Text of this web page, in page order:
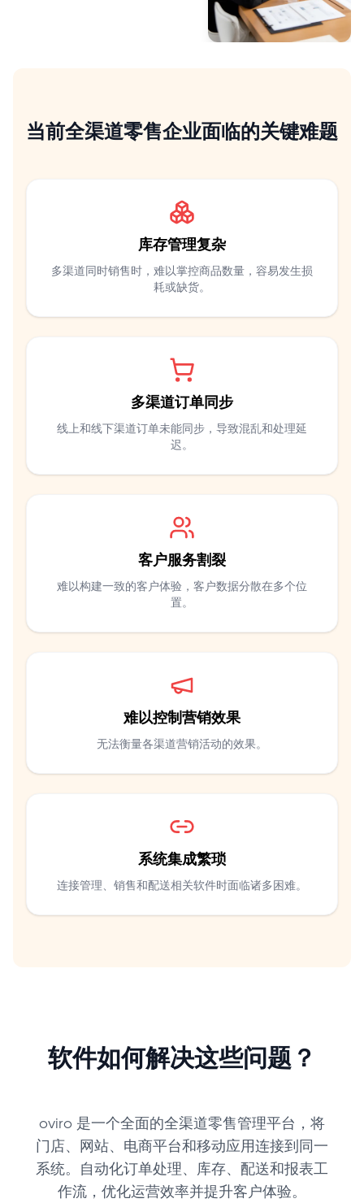
当前全渠道零售企业面临的关键难题
库存管理复杂
多渠道同时销售时，难以掌控商品数量，容易发生损
耗或缺货。
多渠道订单同步
线上和线下渠道订单未能同步，导致混乱和处理延
迟。
客户服务割裂
难以构建一致的客户体验，客户数据分散在多个位
置。
难以控制营销效果
无法衡量各渠道营销活动的效果。
系统集成繁琐
连接管理、销售和配送相关软件时面临诸多困难。
软件如何解决这些问题？
oviro 是一个全面的全渠道零售管理平台，将
门店、网站、电商平台和移动应用连接到同一
系统。自动化订单处理、库存、配送和报表工
作流，优化运营效率并提升客户体验。